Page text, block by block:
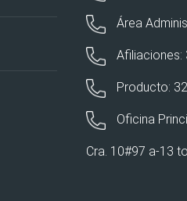
Área
Afiliaciones:
Producto:
Oficina
Cra. 10#97 a-13